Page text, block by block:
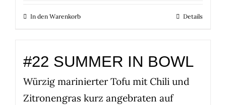
In den Warenkorb Details
#22 SUMMER IN BOWL
Würzig marinierter Tofu mit Chili und
Zitronengras kurz angebraten auf